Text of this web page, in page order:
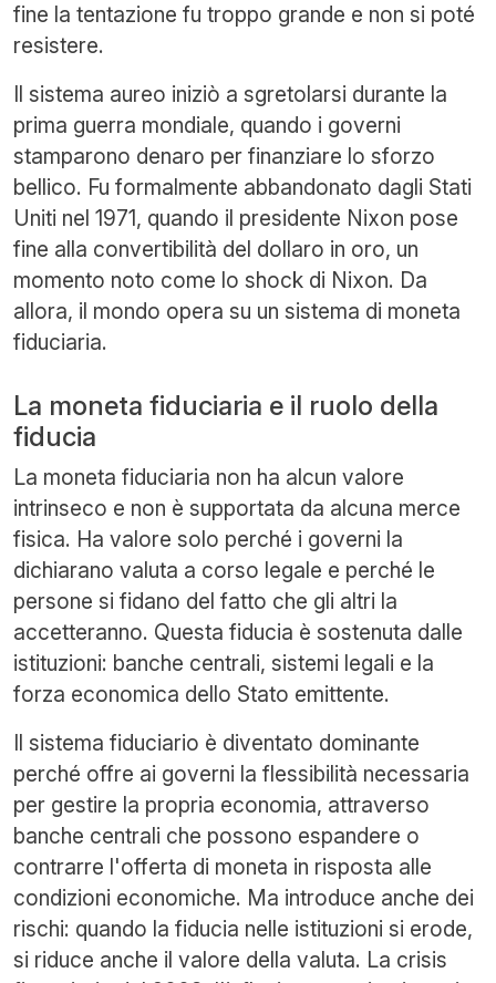
fine la tentazione fu troppo grande e non si poté
resistere.
Il sistema aureo iniziò a sgretolarsi durante la
prima guerra mondiale, quando i governi
stamparono denaro per finanziare lo sforzo
bellico. Fu formalmente abbandonato dagli Stati
Uniti nel 1971, quando il presidente Nixon pose
fine alla convertibilità del dollaro in oro, un
momento noto come lo shock di Nixon. Da
allora, il mondo opera su un sistema di moneta
fiduciaria.
La moneta fiduciaria e il ruolo della
fiducia
La moneta fiduciaria non ha alcun valore
intrinseco e non è supportata da alcuna merce
fisica. Ha valore solo perché i governi la
dichiarano valuta a corso legale e perché le
persone si fidano del fatto che gli altri la
accetteranno. Questa fiducia è sostenuta dalle
istituzioni: banche centrali, sistemi legali e la
forza economica dello Stato emittente.
Il sistema fiduciario è diventato dominante
perché offre ai governi la flessibilità necessaria
per gestire la propria economia, attraverso
banche centrali che possono espandere o
contrarre l'offerta di moneta in risposta alle
condizioni economiche. Ma introduce anche dei
rischi: quando la fiducia nelle istituzioni si erode,
si riduce anche il valore della valuta. La crisis